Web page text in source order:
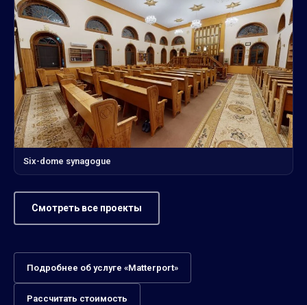
Six-dome synagogue
Смотреть все проекты
Подробнее об услуге «Matterport»
Рассчитать стоимость